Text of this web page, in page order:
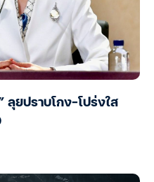
ลุยปราบโกง-โปร่งใส